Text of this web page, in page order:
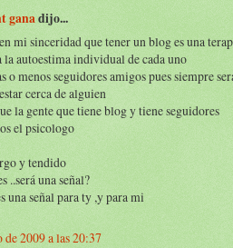
ganadijo...
mi sinceridad que tener un blog es una
la autoestima individual de cada uno
o menos seguidores amigos pues siempre
cerca de alguien
la gente que tiene blog y tiene seguidores
el psicologo
y tendido
..será una señal?
una señal para ty ,y para mi
de 2009 a las 20:37